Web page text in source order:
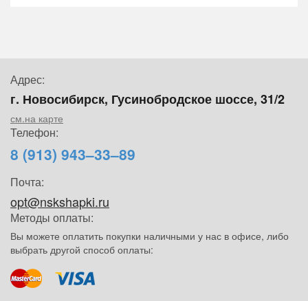
Адрес:
г. Новосибирск, Гусинобродское шоссе, 31/2
см.на карте
Телефон:
8 (913) 943–33–89
Почта:
opt@nskshapki.ru
Методы оплаты:
Вы можете оплатить покупки наличными у нас в офисе, либо
выбрать другой способ оплаты: